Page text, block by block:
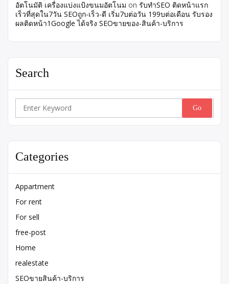
อัตโนมัติ เครื่องแบ่งแป้งขนมอัตโนม on รับทำSEO ติดหน้าแรก
เร็วที่สุดใน7วัน SEOถูก-เร็ว-ดี เริ่ม7บต่อวัน 199บต่อเดือน รับรอง
ผลติดหน้า1Google ได้จริง SEOขายของ-สินค้า-บริการ
Search
Search
Categories
Appartment
For rent
For sell
free-post
Home
realestate
SEOขายสินค้า-บริการ